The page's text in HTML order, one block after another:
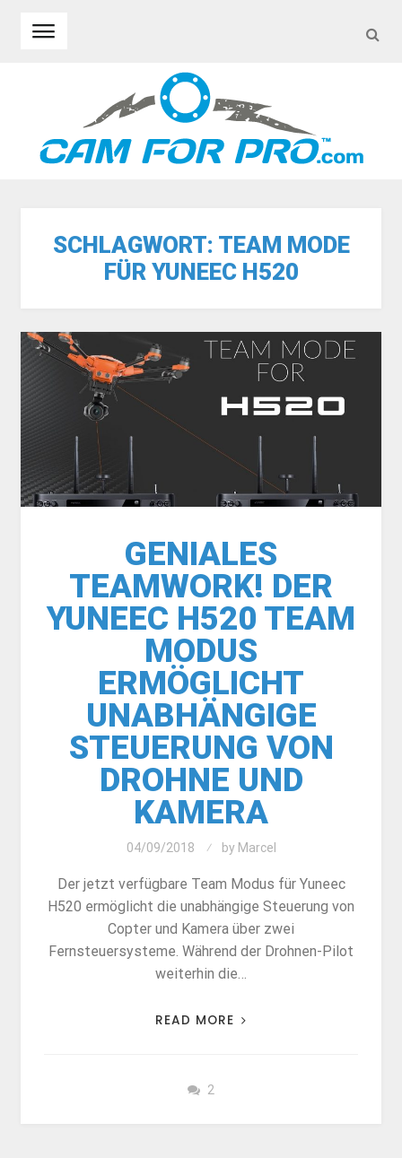
SCHLAGWORT: TEAM MODE
FÜR YUNEEC H520
GENIALES
TEAMWORK! DER
YUNEEC H520 TEAM
MODUS
ERMÖGLICHT
UNABHÄNGIGE
STEUERUNG VON
DROHNE UND
KAMERA
04/09/2018 by Marcel
Der jetzt verfügbare Team Modus für Yuneec
H520 ermöglicht die unabhängige Steuerung von
Copter und Kamera über zwei
Fernsteuersysteme. Während der Drohnen-Pilot
weiterhin die…
READ MORE
2